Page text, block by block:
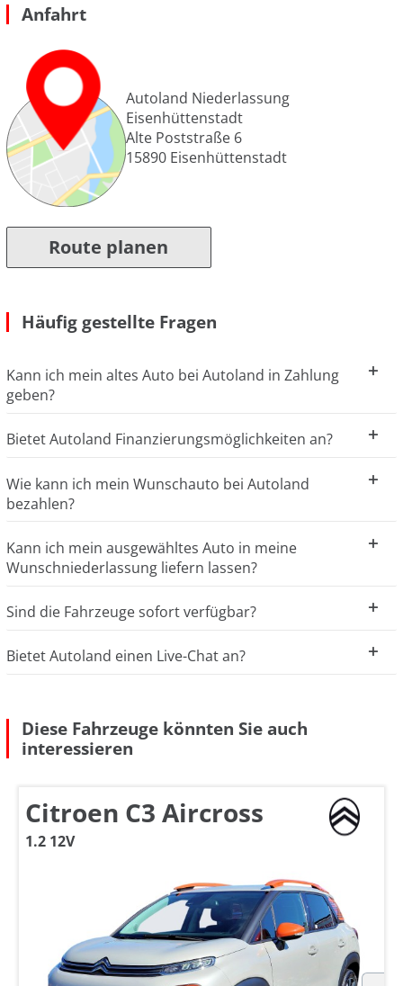
Anfahrt
Autoland Niederlassung
Eisenhüttenstadt
Alte Poststraße 6
15890 Eisenhüttenstadt
Route planen
Häufig gestellte Fragen
Kann ich mein altes Auto bei Autoland in Zahlung
geben?
Bietet Autoland Finanzierungsmöglichkeiten an?
Wie kann ich mein Wunschauto bei Autoland
bezahlen?
Kann ich mein ausgewähltes Auto in meine
Wunschniederlassung liefern lassen?
Sind die Fahrzeuge sofort verfügbar?
Bietet Autoland einen Live-Chat an?
Diese Fahrzeuge könnten Sie auch
interessieren
Citroen C3 Aircross
1.2 12V